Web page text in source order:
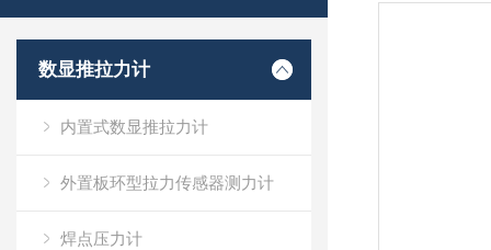
数显推拉力计
内置式数显推拉力计
外置板环型拉力传感器测力计
焊点压力计